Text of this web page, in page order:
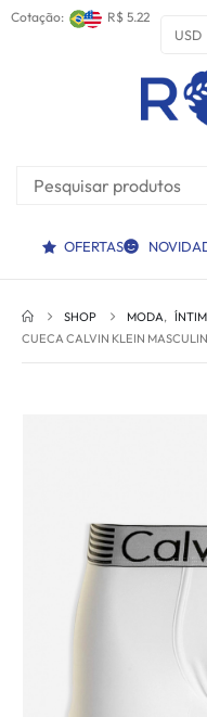
Cotação: R$ 5.22
OFERTAS
SHOP MODA,
CUECA CALVIN KLEIN